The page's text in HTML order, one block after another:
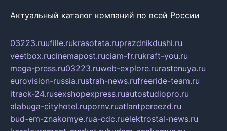
Актуальный каталог компаний по всей России
03223.ruufille.rukrasotata.ruprazdnikdushi.ru
veetbox.rucinemapost.ruciam-fr.rukraft-you.ru
mega-press.ru03223.ruweb-explore.rurastenuya.ru
eurovision-russia.rustrah-news.rufreeride-team.ru
itrack-24.rusexshopexpress.ruautostudiopro.ru
alabuga-cityhotel.rupornv.ruatlantpereezd.ru
bud-em-znakomye.rua-cdc.ruelektrostal-news.ru